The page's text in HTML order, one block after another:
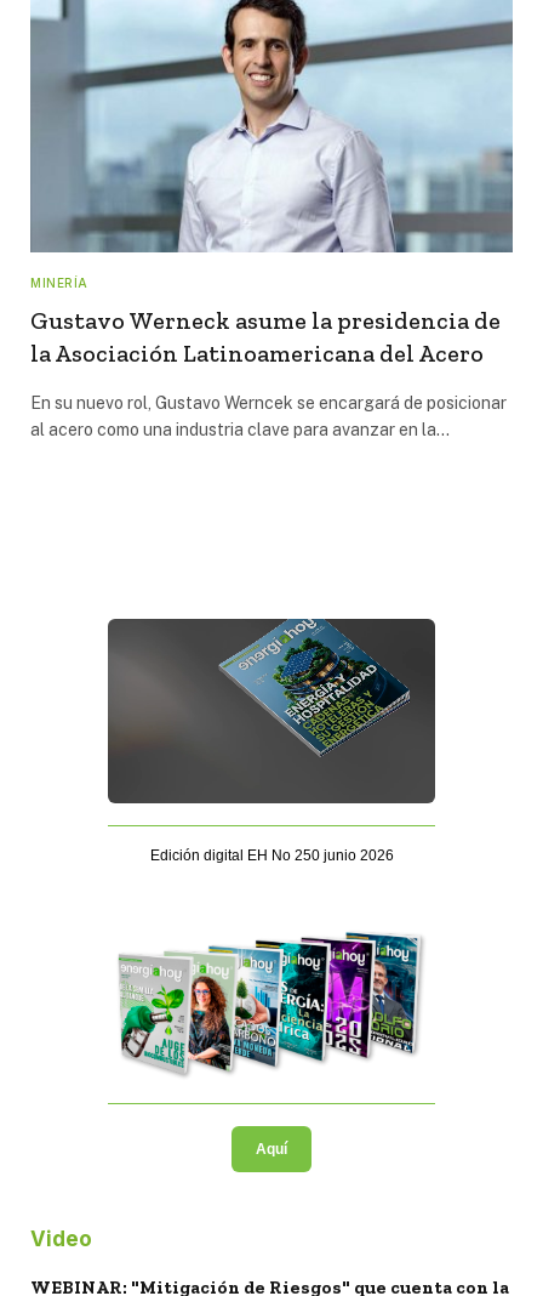
MINERÍA
Gustavo Werneck asume la presidencia de
la Asociación Latinoamericana del Acero
En su nuevo rol, Gustavo Werncek se encargará de posicionar
al acero como una industria clave para avanzar en la…
Edición digital EH No 250 junio 2026
Aquí
Video
WEBINAR: "Mitigación de Riesgos" que cuenta con la